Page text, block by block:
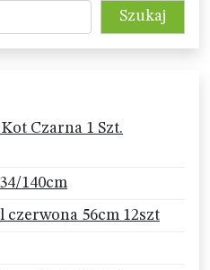
Szukaj
Czarna 1 Szt.
140cm
czerwona 56cm 12szt